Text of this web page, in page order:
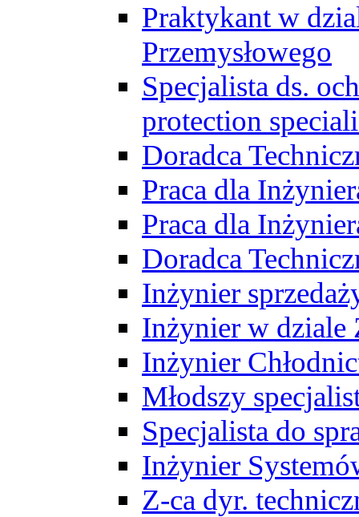
Praktykant w
Przemysłowego
Specjalista ds.
protection
Doradca
Praca dla
Praca dla
Doradca
Inżynier
Inżynier w dziale
Inżynier
Młodszy
Specjalista do
Inżynier
Z-ca dyr.